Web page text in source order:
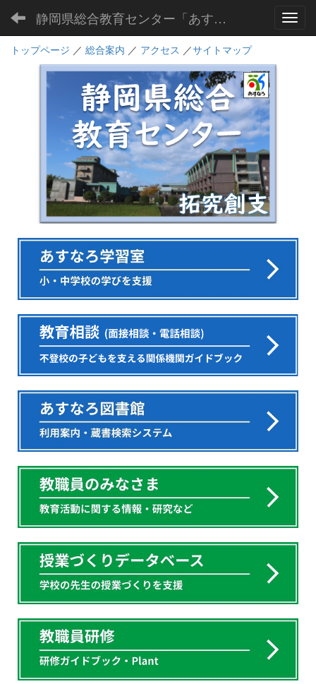
静岡県総合教育センター「あすなろ」
トップページ ／ 総合案内 ／ アクセス ／サイトマップ